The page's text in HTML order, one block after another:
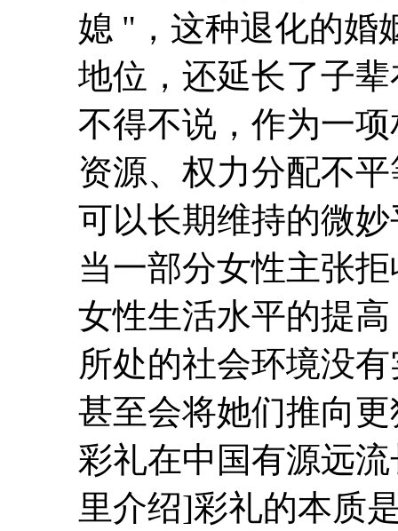
媳 "，这种退化的婚
地位，还延长了子
不得不说，作为一
资源、权力分配不
可以长期维持的微
当一部分女性主张
女性生活水平的提
所处的社会环境没
甚至会将她们推向
彩礼在中国有源远
里介绍]彩礼的本质